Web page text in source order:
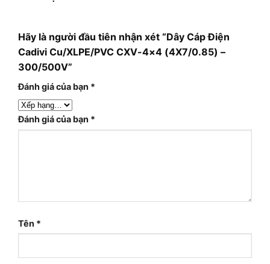
Hãy là người đầu tiên nhận xét “Dây Cáp Điện
Cadivi Cu/XLPE/PVC CXV-4×4 (4X7/0.85) –
300/500V”
Đánh giá của bạn *
Đánh giá của bạn *
Tên *